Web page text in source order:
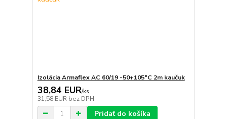
Izolácia Armaflex AC 60/19 -50+105°C 2m kaučuk
38,84 EUR/ks
31,58 EUR bez DPH
Pridať do košíka